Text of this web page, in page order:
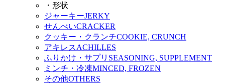
・形状
ジャーキーJERKY
せんべいCRACKER
クッキー・クランチCOOKIE, CRUNCH
アキレスACHILLES
ふりかけ・サプリ SEASONING, SUPPLEMENT
ミンチ・冷凍MINCED, FROZEN
その他OTHERS